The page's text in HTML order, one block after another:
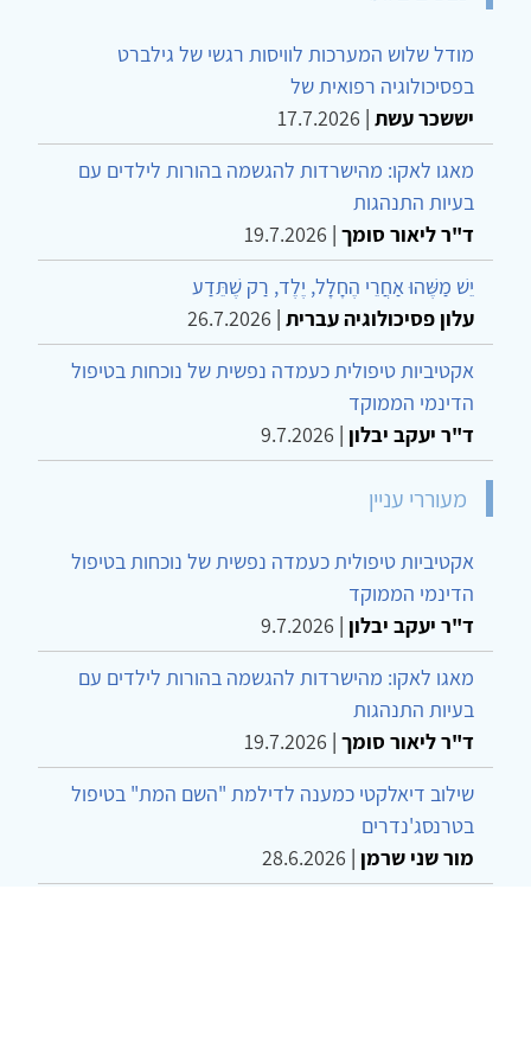
מודל שלוש המערכות לוויסות רגשי של גילברט
בפסיכולוגיה רפואית של
יששכר עשת |
17.7.2026
מאגו לאקו: מהישרדות להגשמה בהורות לילדים עם
בעיות התנהגות
ד"ר ליאור סומך |
19.7.2026
יֵשׁ מַשֶּׁהוּ אַחֲרֵי הֶחָלָל, יֶלֶד, רַק שֶׁתֵּדַע
עלון פסיכולוגיה עברית |
26.7.2026
אקטיביות טיפולית כעמדה נפשית של נוכחות בטיפול
הדינמי הממוקד
ד"ר יעקב יבלון |
9.7.2026
מעוררי עניין
אקטיביות טיפולית כעמדה נפשית של נוכחות בטיפול
הדינמי הממוקד
ד"ר יעקב יבלון |
9.7.2026
מאגו לאקו: מהישרדות להגשמה בהורות לילדים עם
בעיות התנהגות
ד"ר ליאור סומך |
19.7.2026
שילוב דיאלקטי כמענה לדילמת "השם המת" בטיפול
בטרנסג'נדרים
מור שני שרמן |
28.6.2026